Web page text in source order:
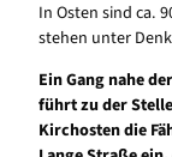
In Osten sind ca.
stehen unter
Ein Gang nahe
führt zu der
Kirchosten die